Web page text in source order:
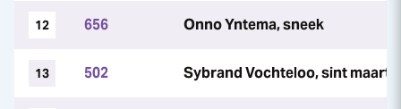
12 656 Onno Yntema, sneek
13 502 Sybrand Vochteloo, sint